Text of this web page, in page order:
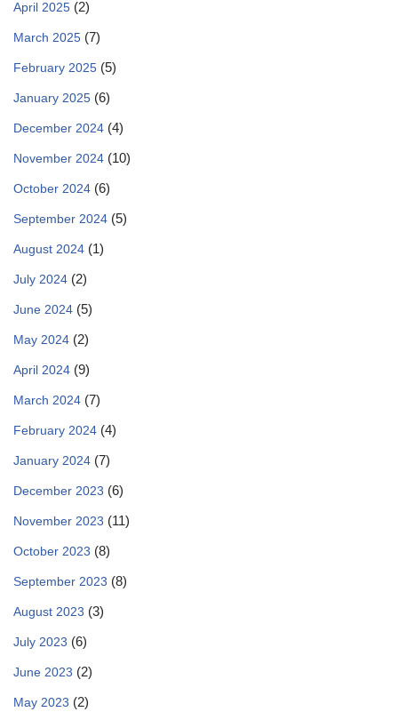
April 2025 (2)
March 2025 (7)
February 2025 (5)
January 2025 (6)
December 2024 (4)
November 2024 (10)
October 2024 (6)
September 2024 (5)
August 2024 (1)
July 2024 (2)
June 2024 (5)
May 2024 (2)
April 2024 (9)
March 2024 (7)
February 2024 (4)
January 2024 (7)
December 2023 (6)
November 2023 (11)
October 2023 (8)
September 2023 (8)
August 2023 (3)
July 2023 (6)
June 2023 (2)
May 2023 (2)